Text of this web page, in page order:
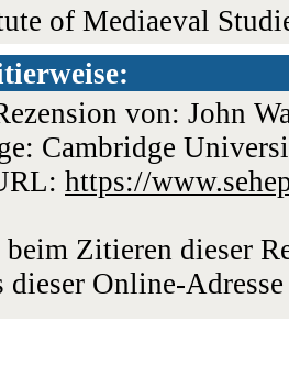
of Mediaeval
von: John
Cambridge
https://
Zitieren dieser
dieser Online-Adresse